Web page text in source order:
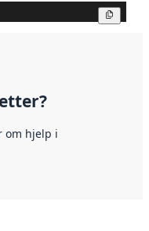
om hjelp i